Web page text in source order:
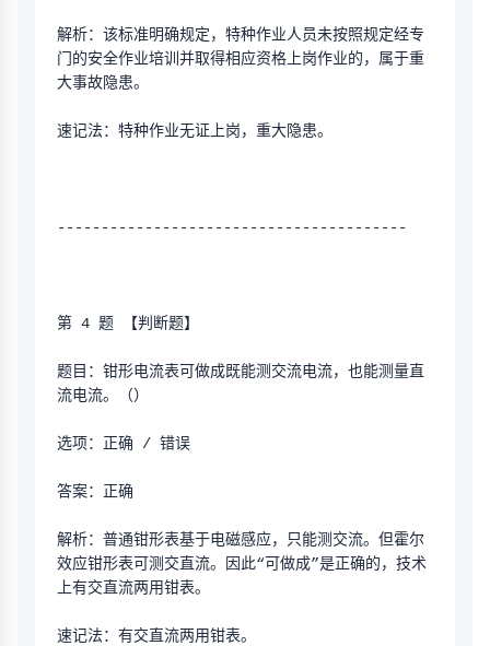
解析：该标准明确规定，特种作业人员未按照规定经专
门的安全作业培训并取得相应资格上岗作业的，属于重
大事故隐患。
速记法：特种作业无证上岗，重大隐患。
----------------------------------------
第 4 题 【判断题】
题目：钳形电流表可做成既能测交流电流，也能测量直
流电流。（）
选项：正确 / 错误
答案：正确
解析：普通钳形表基于电磁感应，只能测交流。但霍尔
效应钳形表可测交直流。因此“可做成”是正确的，技术
上有交直流两用钳表。
速记法：有交直流两用钳表。